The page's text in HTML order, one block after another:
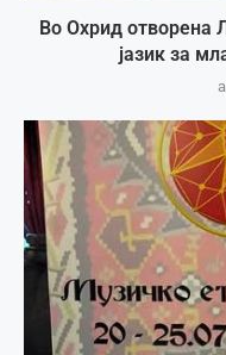
Во Охрид отворена
јазик за